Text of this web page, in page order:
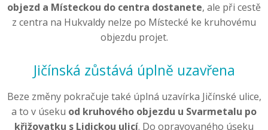
objezd a Místeckou do centra dostanete, ale při cestě
z centra na Hukvaldy nelze po Místecké ke kruhovému
objezdu projet.
Jičínská zůstává úplně uzavřena
Beze změny pokračuje také úplná uzavírka Jičínské ulice,
a to v úseku od kruhového objezdu u Svarmetalu po
křižovatku s Lidickou ulicí. Do opravovaného úseku